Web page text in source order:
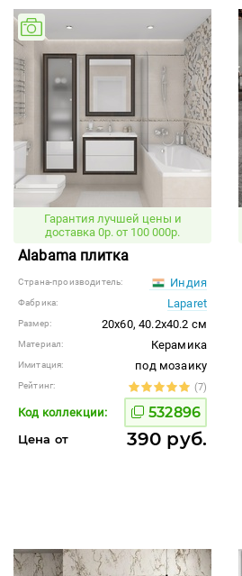
Гарантия лучшей цены и
доставка 0р. от 100 000р.
Alabama плитка
Страна-производитель: Индия
Фабрика: Laparet
Размер: 20x60, 40.2x40.2 см
Материал: Керамика
Имитация: под мозаику
Рейтинг: (7)
Код коллекции: 532896
Цена от 390 руб.